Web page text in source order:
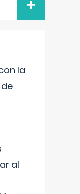
+
la
al